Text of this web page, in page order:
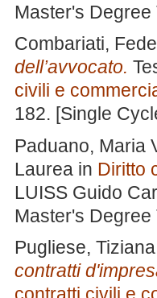
Master's Degree
Combariati,
dell’avvocato.
civili e
182. [Single
Paduano, Maria
Laurea in Diritto
LUISS Guido
Master's Degree
Pugliese, Tiziana
contratti